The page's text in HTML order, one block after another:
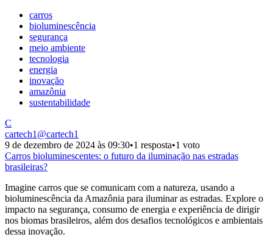
carros
bioluminescência
segurança
meio ambiente
tecnologia
energia
inovação
amazônia
sustentabilidade
C
cartech1 @cartech1
9 de dezembro de 2024 às 09:30•1 resposta•1 voto
Carros bioluminescentes: o futuro da iluminação nas estradas
brasileiras?
Imagine carros que se comunicam com a natureza, usando a
bioluminescência da Amazônia para iluminar as estradas. Explore o
impacto na segurança, consumo de energia e experiência de dirigir
nos biomas brasileiros, além dos desafios tecnológicos e ambientais
dessa inovação.